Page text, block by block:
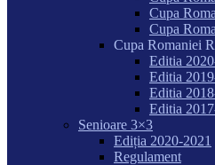
Cupa
Cupa
Cupa Romaniei
Editia
Editia
Editia
Editia
Senioare 3×3
Ediția 2020-2021
Regulament